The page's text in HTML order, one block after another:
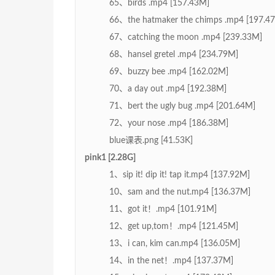
65、birds .mp4 [157.43M]
66、the hatmaker the chimps .mp4
67、catching the moon .mp4 [239.33M]
68、hansel gretel .mp4 [234.79M]
69、buzzy bee .mp4 [162.02M]
70、a day out .mp4 [192.38M]
71、bert the ugly bug .mp4 [201.64M]
72、your nose .mp4 [186.38M]
blue课表.png [41.53K]
pink1 [2.28G]
1、sip it! dip it! tap it.mp4 [137.92M]
10、sam and the nut.mp4 [136.37M]
11、got it！.mp4 [101.91M]
12、get up,tom！.mp4 [121.45M]
13、i can, kim can.mp4 [136.05M]
14、in the net！.mp4 [137.37M]